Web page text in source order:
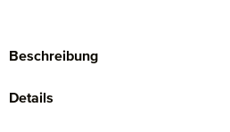
Beschreibung
Details